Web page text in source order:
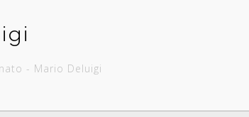
- Mario Deluigi